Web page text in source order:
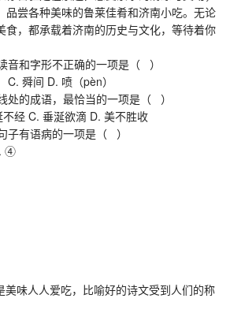
品尝各种美味的鲁莱佳肴和济南小吃。无论
食，都承载着济南的历史与文化，等待着你
和字形不正确的一项是（ ）
舜间 D. 喷（pèn）
的成语，最恰当的一项是（ ）
经 C. 垂涎欲滴 D. 美不胜收
有语病的一项是（ ）
④
味人人爱吃，比喻好的诗文受到人们的称